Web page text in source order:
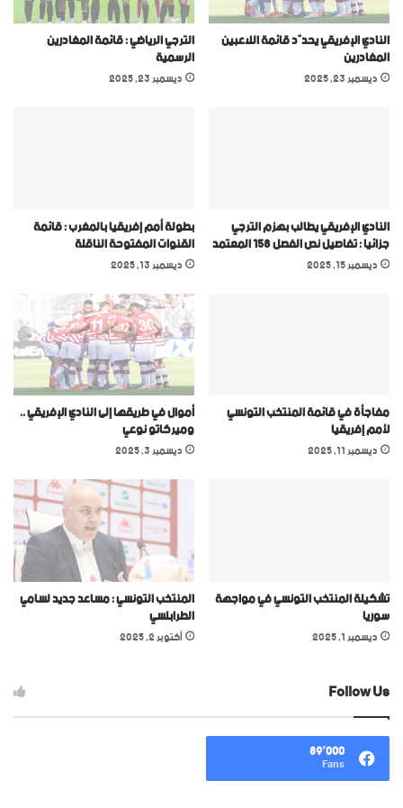
النادي الإفريقي يحدّد قائمة اللاعبين
المغادرين
ديسمبر 23, 2025
الترجي الرياضي : قائمة المغادرين
الرسمية
ديسمبر 23, 2025
النادي الإفريقي يطالب بهزم الترجي
جزائيا : تفاصيل نص الفصل 158 المعتمد
ديسمبر 15, 2025
بطولة أمم إفريقيا بالمغرب : قائمة
القنوات المفتوحة الناقلة
ديسمبر 13, 2025
مفاجأة في قائمة المنتخب التونسي
ﻷمم إفريقيا
ديسمبر 11, 2025
أموال في طريقها إلى النادي الإفريقي ..
وميركاتو نوعي
ديسمبر 3, 2025
تشكيلة المنتخب التونسي في مواجهة
سوريا
ديسمبر 1, 2025
المنتخب التونسي : مساعد جديد لسامي
الطرابلسي
أكتوبر 2, 2025
Follow Us
89٬000
Fans